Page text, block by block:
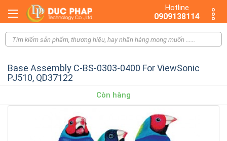
Hotline
0909138114
Base Assembly C-BS-0303-0400 For ViewSonic
PJ510, QD37122
Còn hàng